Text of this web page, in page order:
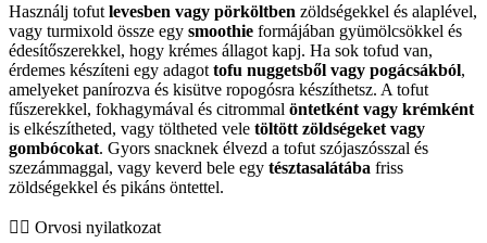
Használj tofut levesben vagy pörköltben zöldségekkel és alaplével,
vagy turmixold össze egy smoothie formájában gyümölcsökkel és
édesítőszerekkel, hogy krémes állagot kapj. Ha sok tofud van,
érdemes készíteni egy adagot tofu nuggetsből vagy pogácsákból,
amelyeket panírozva és kisütve ropogósra készíthetsz. A tofut
fűszerekkel, fokhagymával és citrommal öntetként vagy krémként
is elkészítheted, vagy töltheted vele töltött zöldségeket vagy
gombócokat. Gyors snacknek élvezd a tofut szójaszósszal és
szezámmaggal, vagy keverd bele egy tésztasalátába friss
zöldségekkel és pikáns öntettel.
👨‍⚕️️ Orvosi nyilatkozat